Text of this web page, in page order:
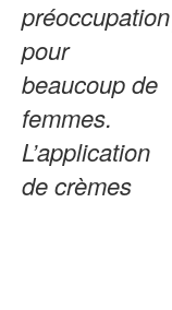
préoccupation
pour
beaucoup de
femmes.
L’application
de crèmes